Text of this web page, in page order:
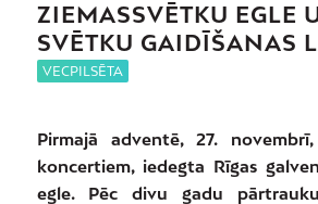
ZIEMASSVĒTKU EGLE
SVĒTKU GAIDĪŠANAS
VECPILSĒTA
Pirmajā adventē, 27.
koncertiem, iedegta Rīgas
egle. Pēc divu gadu